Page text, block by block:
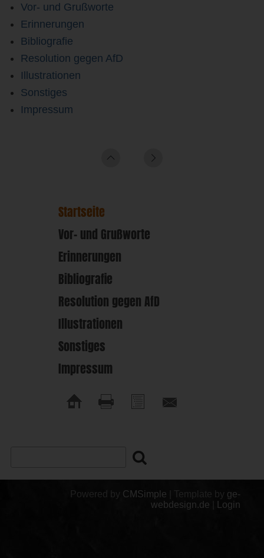
Vor- und Grußworte
Erinnerungen
Bibliografie
Resolution gegen AfD
Illustrationen
Sonstiges
Impressum
Startseite
Vor- und Grußworte
Erinnerungen
Bibliografie
Resolution gegen AfD
Illustrationen
Sonstiges
Impressum
Powered by CMSimple | Template by ge-
webdesign.de
Login